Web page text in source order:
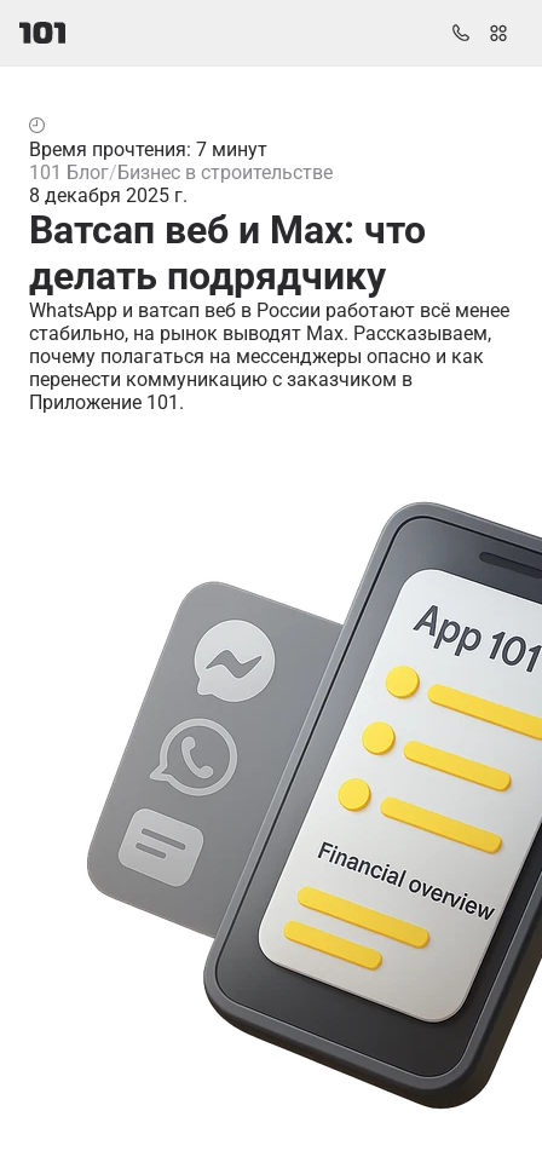
Время прочтения: 7 минут
101 Блог Бизнес в строительстве
8 декабря 2025 г.
Ватсап веб и Max: что
делать подрядчику
WhatsApp и ватсап веб в России работают всё менее
стабильно, на рынок выводят Max. Рассказываем,
почему полагаться на мессенджеры опасно и как
перенести коммуникацию с заказчиком в
Приложение 101.